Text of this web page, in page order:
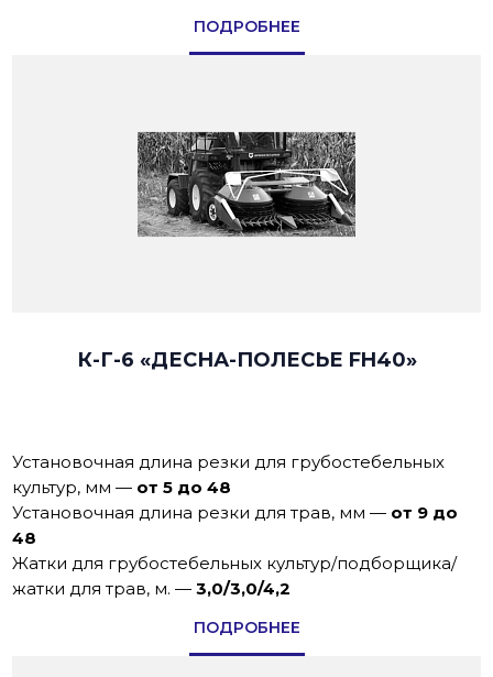
ПОДРОБНЕЕ
К-Г-6 «ДЕСНА-ПОЛЕСЬЕ FH40»
Установочная длина резки для грубостебельных
культур, мм — от 5 до 48
Установочная длина резки для трав, мм — от 9 до
48
Жатки для грубостебельных культур/подборщика/
жатки для трав, м. —3,0/3,0/4,2
ПОДРОБНЕЕ